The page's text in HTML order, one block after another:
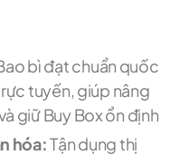
bì đạt chuẩn quốc
tuyến, giúp nâng
giữ Buy Box ổn định
hóa:Tận dụng thị